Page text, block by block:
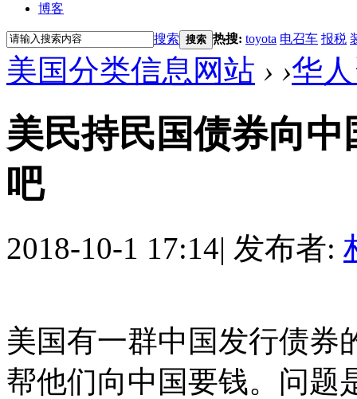
博客
搜索 搜索 热搜: toyota 电召车 报税
美国分类信息网站 › ›华
美民持民国债券向
吧
2018-10-1 17:14| 发布者:
美国有一群中国发行债券
帮他们向中国要钱。问题